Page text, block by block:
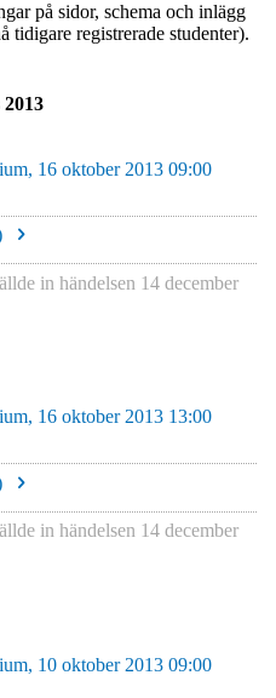
på sidor, schema och inlägg
tidigare registrerade studenter).
16 oktober 2013 09:00
in händelsen 14 december
16 oktober 2013 13:00
in händelsen 14 december
10 oktober 2013 09:00